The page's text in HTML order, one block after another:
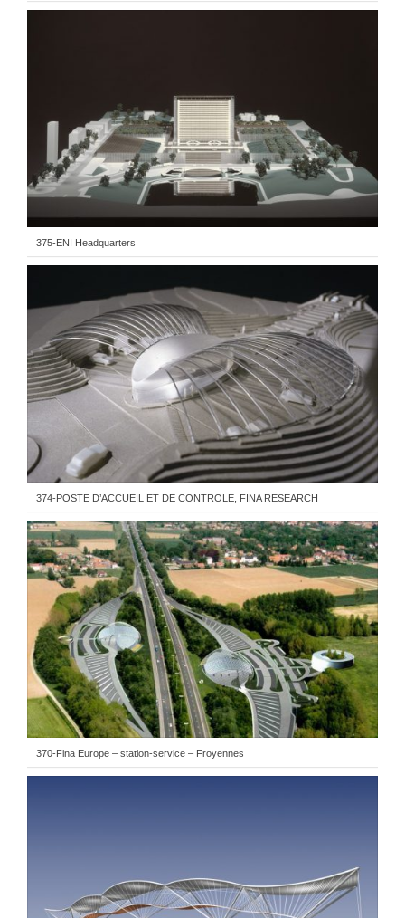
375-ENI Headquarters
374-POSTE D’ACCUEIL ET DE CONTROLE, FINA RESEARCH
370-Fina Europe – station-service – Froyennes